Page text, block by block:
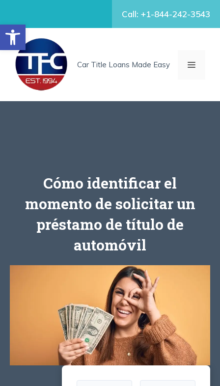
Open toolbar
content
Call: +1-844-242-3543
Car Title Loans Made Easy MENU
Cómo identificar el
momento de solicitar un
préstamo de título de
automóvil